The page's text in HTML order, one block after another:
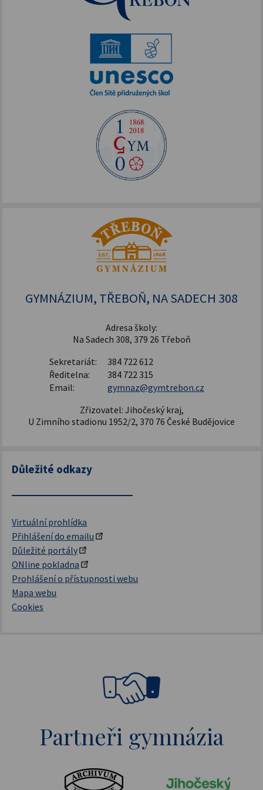
Podpora vzdělávání
Škola bez hranic
Půdní vestavba
Přírodovědné pobytové kurzy
Jazykové kompetence
Archív projektů
Zdravý životní styl
Akce podpořené FOTOS
Alej Toma Schreckera
FOTOSKOP
GYMNÁZIUM, TŘEBOŇ, NA SADECH 308
Adresa školy:
Na Sadech 308, 379 26 Třeboň
Sekretariát:
384 722 612
Ředitelna:
384 722 315
Email:
gymnaz@gymtrebon.cz
Zřizovatel: Jihočeský kraj,
U Zimního stadionu 1952/2, 370 76 České Budějovice
Důležité odkazy
Virtuální prohlídka
Přihlášení do emailu
Důležité portály
ONline pokladna
Prohlášení o přístupnosti webu
Mapa webu
Cookies
Partneři gymnázia